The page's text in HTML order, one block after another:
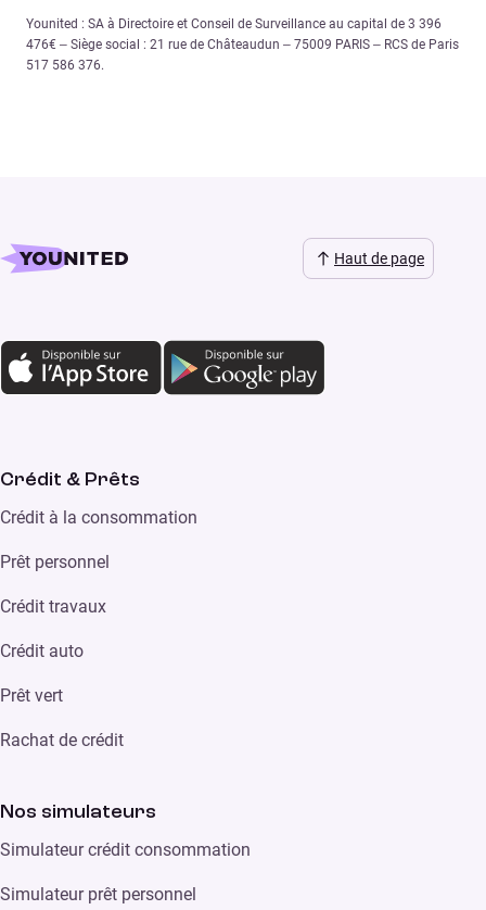
Younited : SA à Directoire et Conseil de Surveillance au capital de 3 396
476€ – Siège social : 21 rue de Châteaudun – 75009 PARIS – RCS de Paris
517 586 376.
Haut de page
Crédit & Prêts
Crédit à la consommation
Prêt personnel
Crédit travaux
Crédit auto
Prêt vert
Rachat de crédit
Nos simulateurs
Simulateur crédit consommation
Simulateur prêt personnel